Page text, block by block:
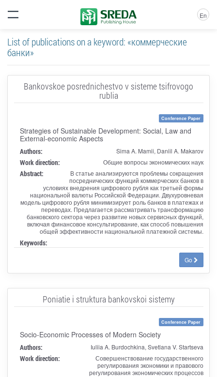
En
List of publications on a keyword: «коммерческие
банки»
Bankovskoe posrednichestvo v sisteme tsifrovogo
rublia
Conference Paper
Strategies of Sustainable Development: Social, Law and
External-economic Aspects
Authors: Sima A. Mamii, Daniil A. Makarov
Work direction: Общие вопросы экономических наук
Abstract:
В статье анализируются проблемы сокращения
посреднических функций коммерческих банков в
условиях внедрения цифрового рубля как третьей формы
национальной валюты Российской Федерации. Двухуровневая
модель цифрового рубля минимизирует роль банков в платежах и
переводах. Предлагается рассматривать трансформацию
банковского сектора через развитие новых сервисных функций,
включая финансовое консультирование, как способ повышения
общей эффективности национальной платежной системы.
Keywords:
Go
Poniatie i struktura bankovskoi sistemy
Conference Paper
Socio-Economic Processes of Modern Society
Authors: Iuliia A. Burdochkina, Svetlana V. Startseva
Work direction:
Совершенствование государственного
регулирования экономики и правового
регулирования экономических процессов